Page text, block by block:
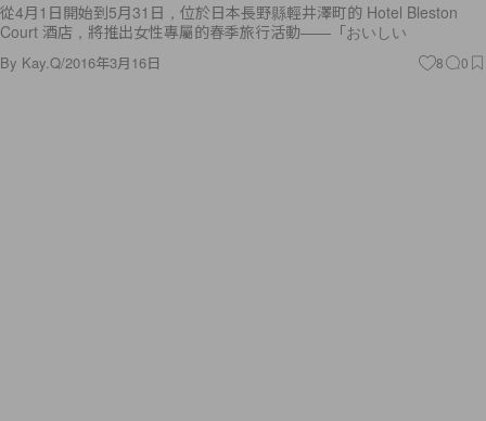
從4月1日開始到5月31日，位於日本長野縣輕井澤町的 Hotel Bleston
Court 酒店，將推出女性專屬的春季旅行活動——「おいしい
By Kay.Q/2016年3月16日 8 0